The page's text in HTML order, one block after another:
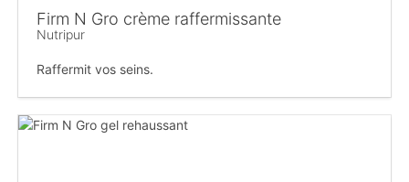
Firm N Gro crème raffermissante
Nutripur
Raffermit vos seins.